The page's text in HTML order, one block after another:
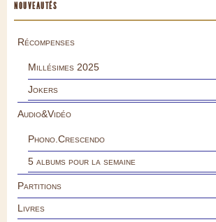
NOUVEAUTÉS
Récompenses
Millésimes 2025
Jokers
Audio&Vidéo
Phono.Crescendo
5 albums pour la semaine
Partitions
Livres